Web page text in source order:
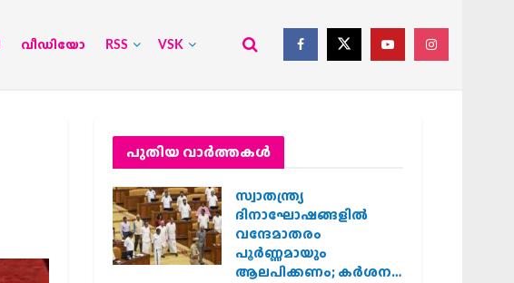
വീഡിയോ RSS VSK
പുതിയ വാര്‍ത്തകള്‍
സ്വാതന്ത്ര്യ
ദിനാഘോഷങ്ങളിൽ
വന്ദേമാതരം
പൂർണ്ണമായും
ആലപിക്കണം; കർശന